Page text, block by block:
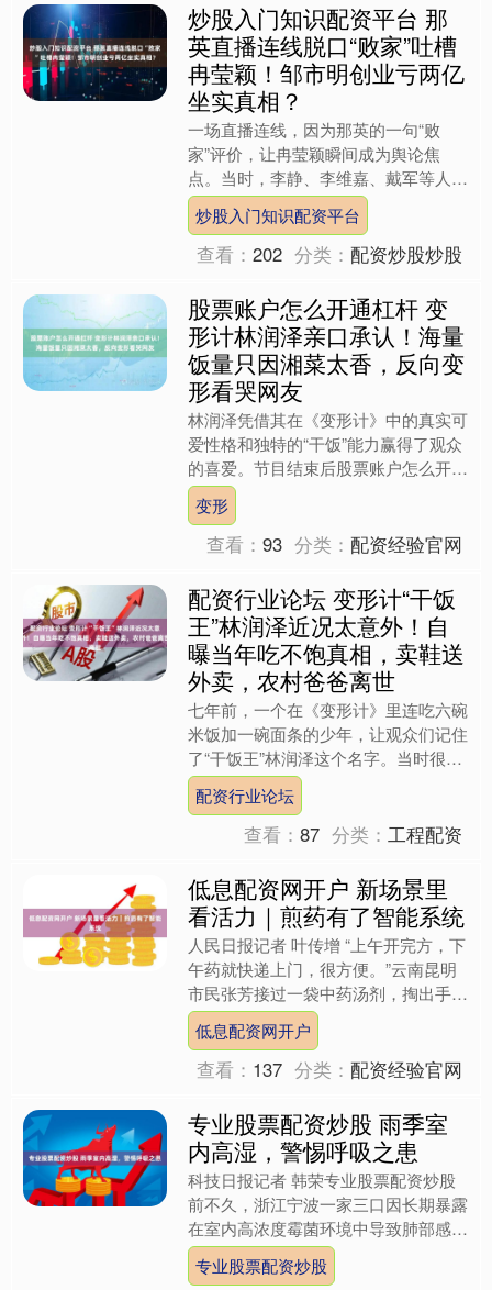
炒股入门知识配资平台 那
英直播连线脱口“败家”吐槽
冉莹颖！邹市明创业亏两亿
坐实真相？
一场直播连线，因为那英的一句“败
家”评价，让冉莹颖瞬间成为舆论焦
点。当时，李静、李维嘉、戴军等人正
在直播间与那英连线，原本气氛轻松融
洽，大家聊着综艺节目《姐姐当....
炒股入门知识配资平台
查看：202 分类：配资炒股炒股
股票账户怎么开通杠杆 变
形计林润泽亲口承认！海量
饭量只因湘菜太香，反向变
形看哭网友
林润泽凭借其在《变形计》中的真实可
爱性格和独特的“干饭”能力赢得了观众
的喜爱。节目结束后股票账户怎么开通
杠杆，他没有消失在公众视野中，而是
转向美食领域，用对食物....
变形
查看：93 分类：配资经验官网
配资行业论坛 变形计“干饭
王”林润泽近况太意外！自
曝当年吃不饱真相，卖鞋送
外卖，农村爸爸离世
七年前，一个在《变形计》里连吃六碗
米饭加一碗面条的少年，让观众们记住
了“干饭王”林润泽这个名字。当时很多
人以为他是因为在家吃不饱饭才被送去
农村改造，甚至一度心疼....
配资行业论坛
查看：87 分类：工程配资
低息配资网开户 新场景里
看活力｜煎药有了智能系统
人民日报记者 叶传增 “上午开完方，下
午药就快递上门，很方便。”云南昆明
市民张芳接过一袋中药汤剂，掏出手
机，扫描药袋上的二维码，接方、调
剂、加水、煎煮、包装……....
低息配资网开户
查看： 137 分类：配资经验官网
专业股票配资炒股 雨季室
内高湿，警惕呼吸之患
科技日报记者 韩荣专业股票配资炒股
前不久，浙江宁波一家三口因长期暴露
在室内高浓度霉菌环境中导致肺部感染
的新闻，引发公众广泛关注。 最近，
我国多地迎来强降雨过程....
专业股票配资炒股